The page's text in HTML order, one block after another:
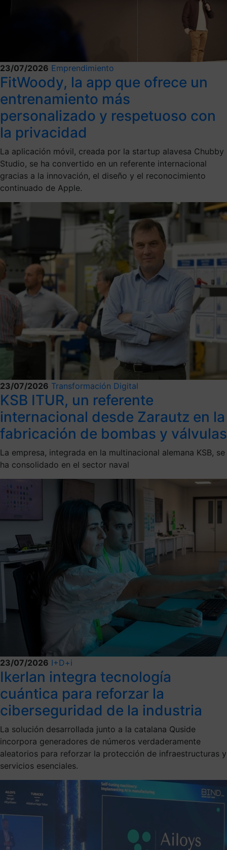
23/07/2026 Emprendimiento
FitWoody, la app que ofrece un
entrenamiento más
personalizado y respetuoso con
la privacidad
La aplicación móvil, creada por la startup alavesa Chubby
Studio, se ha convertido en un referente internacional
gracias a la innovación, el diseño y el reconocimiento
continuado de Apple.
23/07/2026 Transformación Digital
KSB ITUR, un referente
internacional desde Zarautz en la
fabricación de bombas y válvulas
La empresa, integrada en la multinacional alemana KSB, se
ha consolidado en el sector naval
23/07/2026 I+D+i
Ikerlan integra tecnología
cuántica para reforzar la
ciberseguridad de la industria
La solución desarrollada junto a la catalana Quside
incorpora generadores de números verdaderamente
aleatorios para reforzar la protección de infraestructuras y
servicios esenciales.